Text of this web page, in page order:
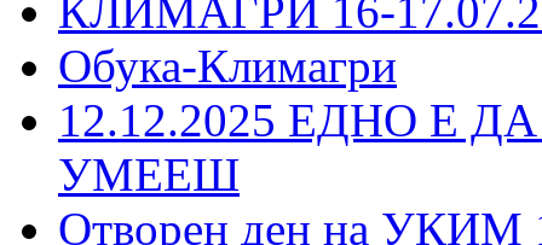
КЛИМАГРИ 16-
Обука-Климагри
12.12.2025 ЕДНО Е
УМЕЕШ
Отворен ден на УКИМ